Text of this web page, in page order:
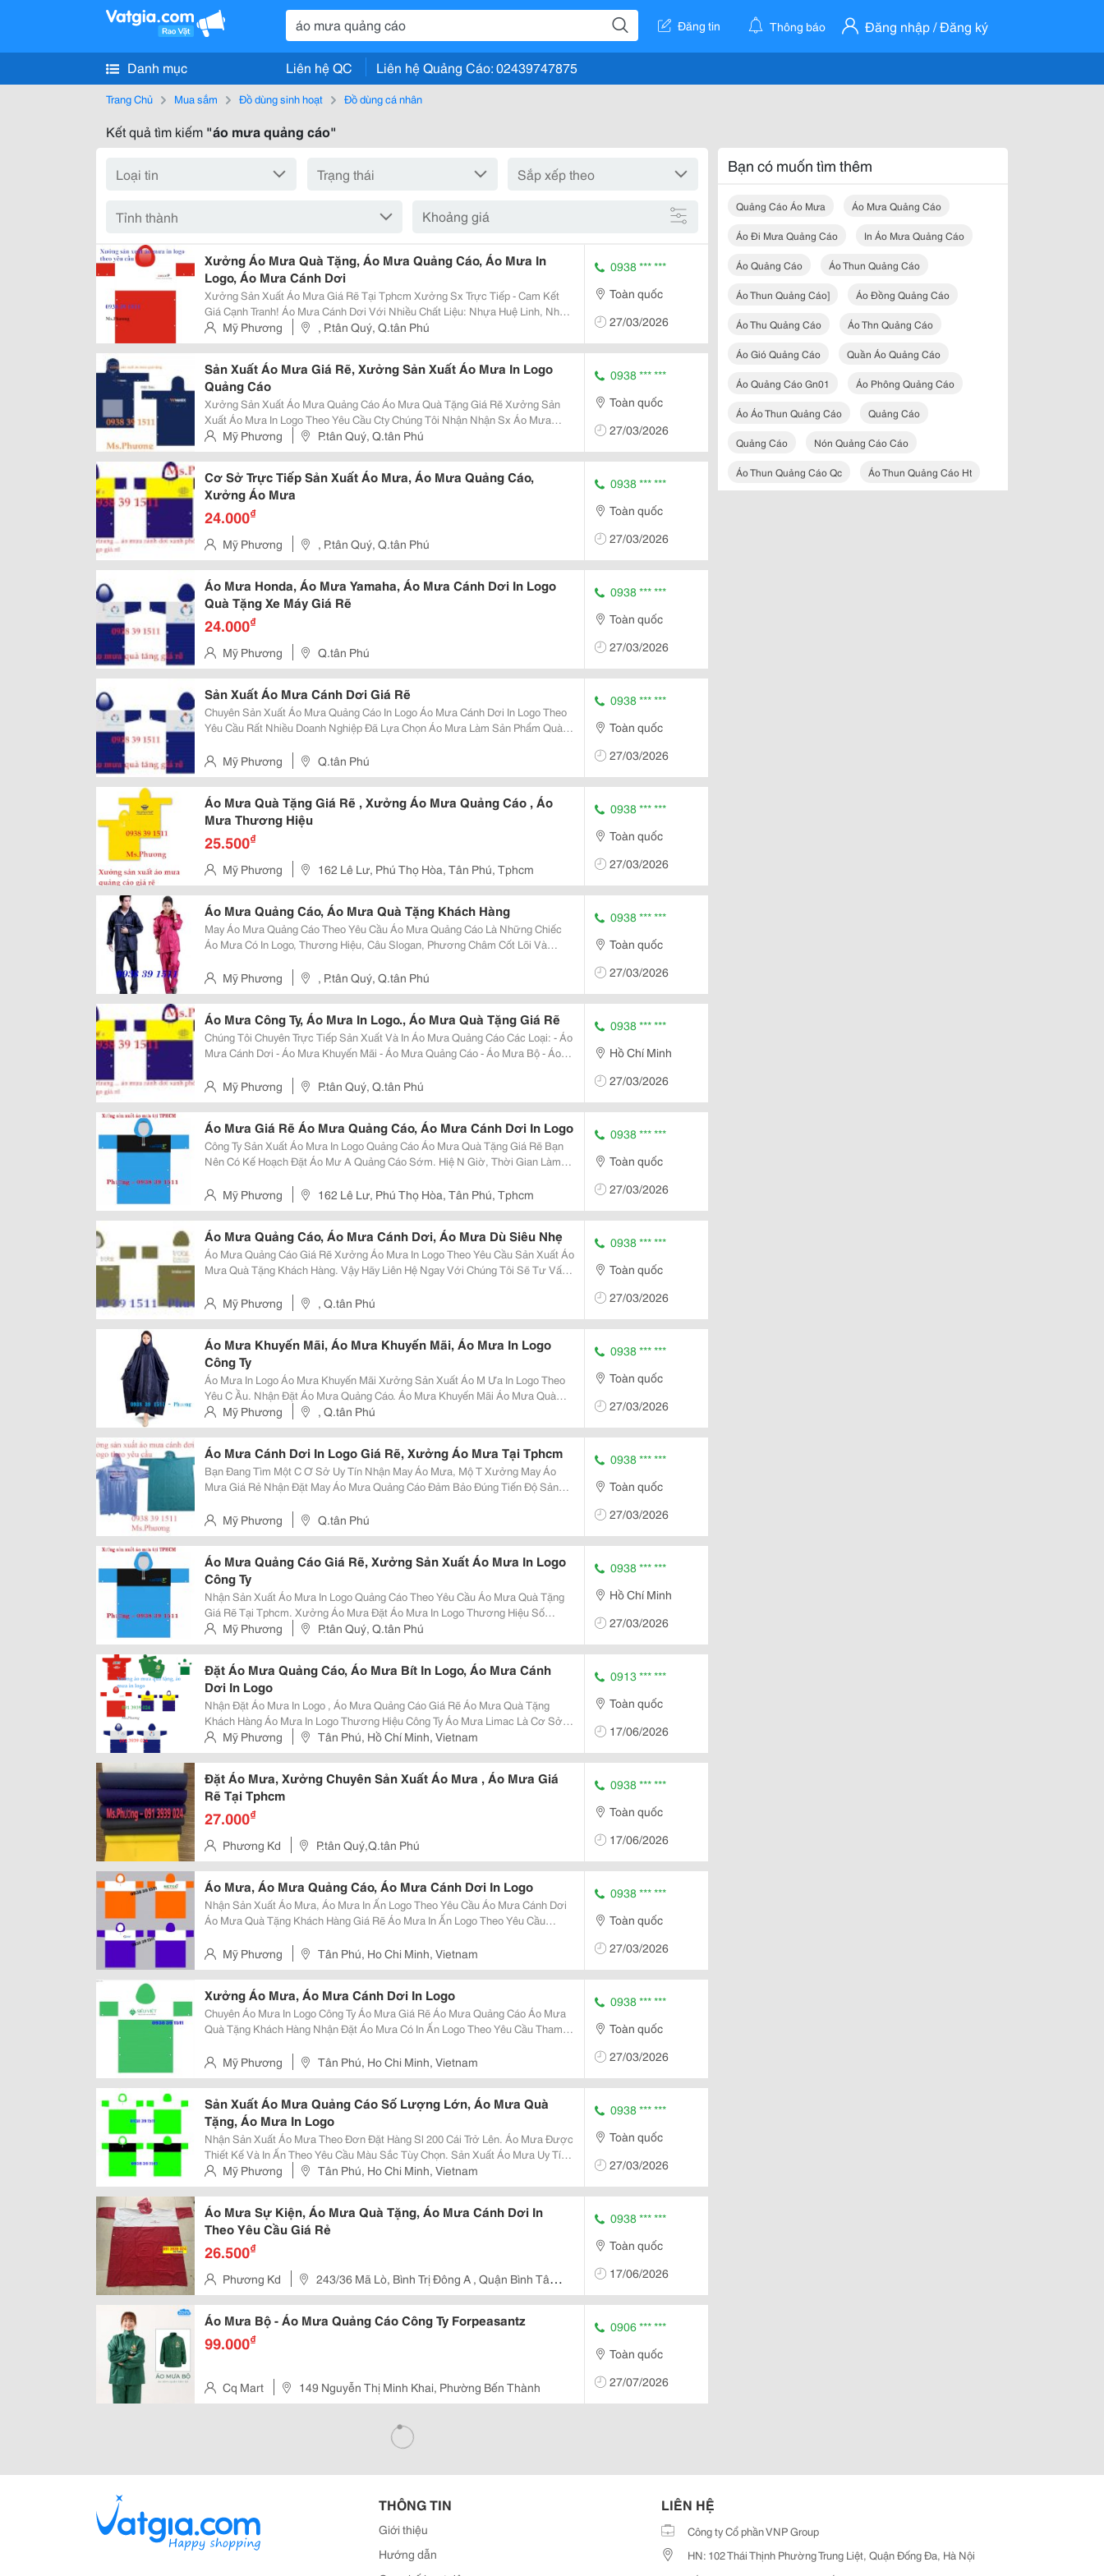
Đăng tin Thông báo Đăng nhập / Đăng ký
Danh mục Liên hệ QC Liên hệ Quảng Cáo: 02439747875
Trang Chủ Mua sắm Đồ dùng sinh hoạt Đồ dùng cá nhân
Kết quả tìm kiếm "áo mưa quảng cáo"
Khoảng giá
Xưởng Áo Mưa Quà Tặng, Áo Mưa Quảng Cáo, Áo Mưa In
Logo, Áo Mưa Cánh Dơi
Xưởng Sản Xuất Áo Mưa Giá Rẽ Tại Tphcm Xưởng Sx Trực Tiếp - Cam Kết
Giá Cạnh Tranh! Áo Mưa Cánh Dơi Với Nhiều Chất Liệu: Nhựa Huệ Linh, Nhựa
Rạng Đông, Padersuy, Dù Siêu Nhẹ. Rạng Đông Nhũ....l Áo Mưa Cánh Dơi Là
Loại Sản Phẩm Được Sử Dụn
Mỹ Phương , P.tân Quý, Q.tân Phú
0938 *** ***
Toàn quốc
27/03/2026
Sản Xuất Áo Mưa Giá Rẽ, Xưởng Sản Xuất Áo Mưa In Logo
Quảng Cáo
Xưởng Sản Xuất Áo Mưa Quảng Cáo Áo Mưa Quà Tặng Giá Rẽ Xưởng Sản
Xuất Áo Mưa In Logo Theo Yêu Cầu Cty Chúng Tôi Nhận Nhận Sx Áo Mưa
Theo Yêu Cầu - Áo Mưa Cánh Dơi - Áo Mưa Padersuy - Áo Mưa Bộ - Áo Mưa
Quảng Cáo - Áo Mưa Khuyế
Mỹ Phương P.tân Quý, Q.tân Phú
0938 *** ***
Toàn quốc
27/03/2026
Cơ Sở Trực Tiếp Sản Xuất Áo Mưa, Áo Mưa Quảng Cáo,
Xưởng Áo Mưa
24.000₫
Mỹ Phương , P.tân Quý, Q.tân Phú
0938 *** ***
Toàn quốc
27/03/2026
Áo Mưa Honda, Áo Mưa Yamaha, Áo Mưa Cánh Dơi In Logo
Quà Tặng Xe Máy Giá Rẽ
24.000₫
Mỹ Phương Q.tân Phú
0938 *** ***
Toàn quốc
27/03/2026
Sản Xuất Áo Mưa Cánh Dơi Giá Rẽ
Chuyên Sản Xuất Áo Mưa Quảng Cáo In Logo Áo Mưa Cánh Dơi In Logo Theo
Yêu Cầu Rất Nhiều Doanh Nghiệp Đã Lựa Chọn Áo Mưa Làm Sản Phẩm Quà
Áo Mưa Trẻ Em, Áo Mưa Công Ty Sữa, Á
Mỹ Phương Q.tân Phú
0938 *** ***
Toàn quốc
27/03/2026
Áo Mưa Quà Tặng Giá Rẽ , Xưởng Áo Mưa Quảng Cáo , Áo
Mưa Thương Hiệu
25.500₫
Mỹ Phương 162 Lê Lư, Phú Thọ Hòa, Tân Phú, Tphcm
0938 *** ***
Toàn quốc
27/03/2026
Áo Mưa Quảng Cáo, Áo Mưa Quà Tặng Khách Hàng
May Áo Mưa Quảng Cáo Theo Yêu Cầu Áo Mưa Quảng Cáo Là Những Chiếc
Áo Mưa Có In Logo, Thương Hiệu, Câu Slogan, Phương Châm Cốt Lõi Và
Chức Cho Khách Hàng. Đây Là Hình Thức Quảng Cáo,
Mỹ Phương , P.tân Quý, Q.tân Phú
0938 *** ***
Toàn quốc
27/03/2026
Áo Mưa Công Ty, Áo Mưa In Logo., Áo Mưa Quà Tặng Giá Rẽ
Chúng Tôi Chuyên Trực Tiếp Sản Xuất Và In Áo Mưa Quảng Cáo Các Loại: - Áo
Mưa Cánh Dơi - Áo Mưa Khuyến Mãi - Áo Mưa Quảng Cáo - Áo Mưa Bộ - Áo
Mưa Bít N
Mỹ Phương P.tân Quý, Q.tân Phú
0938 *** ***
Hồ Chí Minh
27/03/2026
Áo Mưa Giá Rẽ Áo Mưa Quảng Cáo, Áo Mưa Cánh Dơi In Logo
Công Ty Sản Xuất Áo Mưa In Logo Quảng Cáo Áo Mưa Quà Tặng Giá Rẽ Bạn
Nên Có Kế Hoạch Đặt Áo Mư A Quảng Cáo Sớm. Hiệ N Giờ, Thời Gian Làm
Mưa Limac. Chúng Tôi Nhận Sản Xuất Áo
Mỹ Phương 162 Lê Lư, Phú Thọ Hòa, Tân Phú, Tphcm
0938 *** ***
Toàn quốc
27/03/2026
Áo Mưa Quảng Cáo, Áo Mưa Cánh Dơi, Áo Mưa Dù Siêu Nhẹ
Áo Mưa Quảng Cáo Giá Rẽ Xưởng Áo Mưa In Logo Theo Yêu Cầu Sản Xuất Áo
Mưa Quà Tặng Khách Hàng. Vậy Hãy Liên Hệ Ngay Với Chúng Tôi Sẽ Tư Vấn
Muốn. Chúng Tôi Đã, Đang Và Sẽ : &Nd
Mỹ Phương , Q.tân Phú
0938 *** ***
Toàn quốc
27/03/2026
Áo Mưa Khuyến Mãi, Áo Mưa Khuyến Mãi, Áo Mưa In Logo
Công Ty
Áo Mưa In Logo Áo Mưa Khuyến Mãi Xưởng Sản Xuất Áo M Ưa In Logo Theo
Yêu C Ầu. Nhận Đặt Áo Mưa Quảng Cáo. Áo Mưa Khuyến Mãi Áo Mưa Quà
Tặng Khách Hàng In Logo Công Ty Tnhh Limac Kính Chào Qúy Khách Hàng!
Với 1 Chiếc Áo Mưa In Logo Q Uả
Mỹ Phương , Q.tân Phú
0938 *** ***
Toàn quốc
27/03/2026
Áo Mưa Cánh Dơi In Logo Giá Rẽ, Xưởng Áo Mưa Tại Tphcm
Bạn Đang Tìm Một C Ơ Sở Uy Tín Nhận May Áo Mưa, Mộ T Xưởng May Áo
Mưa Giá Rẻ Nhận Đặt May Áo Mưa Quảng Cáo Đảm Bảo Đúng Tiến Độ Sản
Tặng Tại M Ột Cơ Sở May Áo Mưa Uy Tín Tại Tph C
Mỹ Phương Q.tân Phú
0938 *** ***
Toàn quốc
27/03/2026
Áo Mưa Quảng Cáo Giá Rẽ, Xưởng Sản Xuất Áo Mưa In Logo
Công Ty
Nhận Sản Xuất Áo Mưa In Logo Quảng Cáo Theo Yêu Cầu Áo Mưa Quà Tặng
Giá Rẽ Tại Tphcm. Xưởng Áo Mưa Đặt Áo Mưa In Logo Thương Hiệu Số
Lượng Lớn Với Kinh Nghiệm Sản Xuất Áo Mưa Nhiều Năm Chúng Tôi Chuyên
Cung Cấp Các Dòng Sản Phẩm Áo Mưa Qu
Mỹ Phương P.tân Quý, Q.tân Phú
0938 *** ***
Hồ Chí Minh
27/03/2026
Đặt Áo Mưa Quảng Cáo, Áo Mưa Bít In Logo, Áo Mưa Cánh
Dơi In Logo
Nhận Đặt Áo Mưa In Logo , Áo Mưa Quảng Cáo Giá Rẽ Áo Mưa Quà Tặng
Khách Hàng Áo Mưa In Logo Thương Hiệu Công Ty Áo Mưa Limac Là Cơ Sở
Ép Áo Mưa Với Đội N Gủ Công Nhân Viên Chuyên Nghiệp, Tận Tình, Chu
Đáo&Hellip; Hiện Nay Do Nhu Cầu Phát Tri
Mỹ Phương Tân Phú, Hồ Chí Minh, Vietnam
0913 *** ***
Toàn quốc
17/06/2026
Đặt Áo Mưa, Xưởng Chuyên Sản Xuất Áo Mưa , Áo Mưa Giá
Rẽ Tại Tphcm
27.000₫
Phương Kd P.tân Quý,Q.tân Phú
0938 *** ***
Toàn quốc
17/06/2026
Áo Mưa, Áo Mưa Quảng Cáo, Áo Mưa Cánh Dơi In Logo
Nhận Sản Xuất Áo Mưa, Áo Mưa In Ấn Logo Theo Yêu Cầu Áo Mưa Cánh Dơi
Áo Mưa Quà Tặng Khách Hàng Giá Rẽ Áo Mưa In Ấn Logo Theo Yêu Cầu
Liên Hệ Đặt Hàng: Holine: 0938
Mỹ Phương Tân Phú, Ho Chi Minh, Vietnam
0938 *** ***
Toàn quốc
27/03/2026
Xưởng Áo Mưa, Áo Mưa Cánh Dơi In Logo
Chuyên Áo Mưa In Logo Công Ty Áo Mưa Giá Rẽ Áo Mưa Quảng Cáo Áo Mưa
Quà Tặng Khách Hàng Nhận Đặt Áo Mưa Có In Ấn Logo Theo Yêu Cầu Tham
Đặt Hàng: Holine: 0938 39
Mỹ Phương Tân Phú, Ho Chi Minh, Vietnam
0938 *** ***
Toàn quốc
27/03/2026
Sản Xuất Áo Mưa Quảng Cáo Số Lượng Lớn, Áo Mưa Quà
Tặng, Áo Mưa In Logo
Nhận Sản Xuất Áo Mưa Theo Đơn Đặt Hàng Sl 200 Cái Trở Lên. Áo Mưa Được
Thiết Kế Và In Ấn Theo Yêu Cầu Màu Sắc Tùy Chọn. Sản Xuất Áo Mưa Uy Tín.
Áo Mưa Chât Lượng Tham Khảo Thêm Tại:
Https://Www.facebook.com/Xuongaomuainlogogiare/ Li
Mỹ Phương Tân Phú, Ho Chi Minh, Vietnam
0938 *** ***
Toàn quốc
27/03/2026
Áo Mưa Sự Kiện, Áo Mưa Quà Tặng, Áo Mưa Cánh Dơi In
Theo Yêu Cầu Giá Rẻ
26.500₫
Phương Kd
243/36 Mã Lò, Bình Trị Đông A , Quận Bình Tân ,
Hcm
0938 *** ***
Toàn quốc
17/06/2026
Áo Mưa Bộ - Áo Mưa Quảng Cáo Công Ty Forpeasantz
99.000₫
Cq Mart 149 Nguyễn Thị Minh Khai, Phường Bến Thành
0906 *** ***
Toàn quốc
27/07/2026
Bạn có muốn tìm thêm
Quảng Cáo Áo Mưa Áo Mưa Quảng Cáo
Áo Đi Mưa Quảng Cáo In Áo Mưa Quảng Cáo
Áo Quảng Cáo Áo Thun Quảng Cáo
Áo Thun Quảng Cáo] Áo Đồng Quảng Cáo
Áo Thu Quảng Cáo Áo Thn Quảng Cáo
Áo Gió Quảng Cáo Quần Áo Quảng Cáo
Áo Quảng Cáo Gn01 Áo Phông Quảng Cáo
Áo Áo Thun Quảng Cáo Quảng Cáo
Quảng Cáo Nón Quảng Cáo Cáo
Áo Thun Quảng Cáo Qc Áo Thun Quảng Cáo Ht
THÔNG TIN
Giới thiệu
Hướng dẫn
LIÊN HỆ
Công ty Cổ phần VNP Group
HN: 102 Thái Thịnh Phường Trung Liệt, Quận Đống Đa, Hà Nội